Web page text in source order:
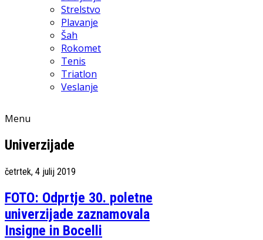
Strelstvo
Plavanje
Šah
Rokomet
Tenis
Triatlon
Veslanje
Menu
Univerzijade
četrtek, 4 julij 2019
FOTO: Odprtje 30. poletne
univerzijade zaznamovala
Insigne in Bocelli